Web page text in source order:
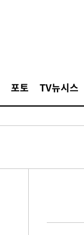
포토 TV뉴시스